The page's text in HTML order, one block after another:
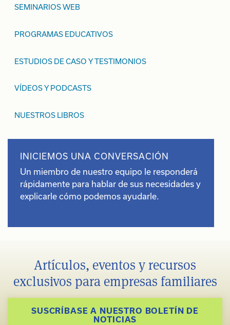
SEMINARIOS WEB
PROGRAMAS EDUCATIVOS
ESTUDIOS DE CASO Y TESTIMONIOS
VÍDEOS Y PODCASTS
NUESTROS LIBROS
INICIEMOS UNA CONVERSACIÓN
Un miembro de nuestro equipo le responderá
rápidamente para hablar de sus necesidades y
explicarle cómo podemos ayudarle.
Artículos, eventos y recursos
exclusivos para empresas familiares
SUSCRÍBASE A NUESTRO BOLETÍN DE
NOTICIAS